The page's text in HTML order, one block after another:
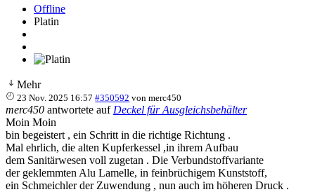
Offline
Platin
Mehr
23 Nov. 2025 16:57 #350592 vonmerc450
merc450 antwortete auf Deckel für Ausgleichsbehälter
Moin Moin
bin begeistert , ein Schritt in die richtige Richtung .
Mal ehrlich, die alten Kupferkessel ,in ihrem Aufbau
dem Sanitärwesen voll zugetan . Die Verbundstoffvariante
der geklemmten Alu Lamelle, in feinbrüchigem Kunststoff,
ein Schmeichler der Zuwendung , nun auch im höheren Druck .